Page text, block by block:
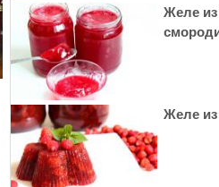
Желе из
Желе